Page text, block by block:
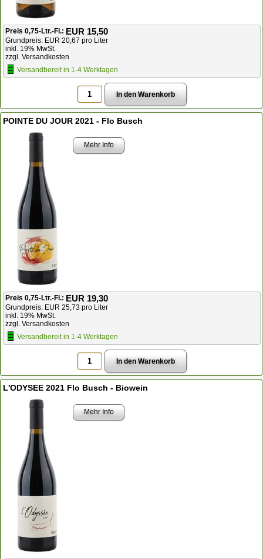
Preis 0,75-Ltr.-Fl.: EUR 15,50
Grundpreis: EUR 20,67 pro Liter
inkl. 19% MwSt.
zzgl. Versandkosten
Versandbereit in 1-4 Werktagen
POINTE DU JOUR 2021 - Flo Busch
Mehr Info
Preis 0,75-Ltr.-Fl.: EUR 19,30
Grundpreis: EUR 25,73 pro Liter
inkl. 19% MwSt.
zzgl. Versandkosten
Versandbereit in 1-4 Werktagen
L'ODYSEE 2021 Flo Busch - Biowein
Mehr Info